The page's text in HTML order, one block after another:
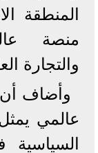
المنطقة
منصة
والتجارة
وأضاف أن
عالمي